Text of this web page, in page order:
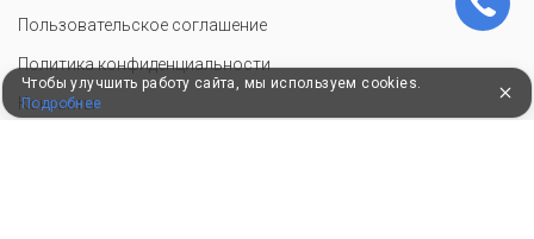
Пользовательское соглашение
Политика конфиденциальности
Контакты
Чтобы улучшить работу сайта, мы используем cookies.
Подробнее